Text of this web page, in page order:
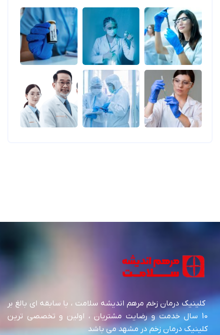
کلینیک درمان زخم مرهم اندیشه سلامت ، با سابقه ای بالغ بر
10 سال خدمت و رضایت مشتریان ، اولین و تخصصی ترین
کلینیک درمان زخم در مشهد می باشد